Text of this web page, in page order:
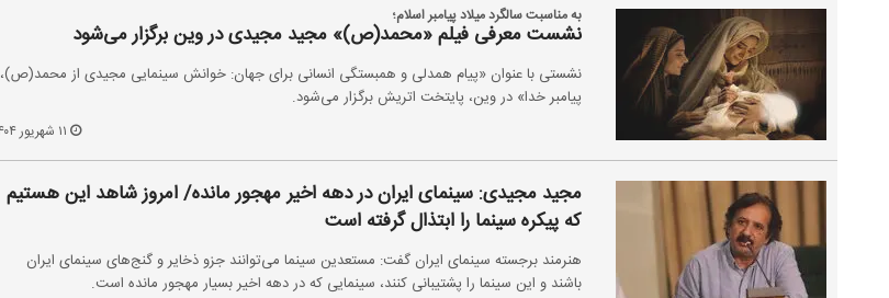
به مناسبت سالگرد میلاد پیامبر اسلام؛
نشست معرفی فیلم «محمد(ص)» مجید مجیدی در وین برگزار می‌شود
نشستی با عنوان «پیام همدلی و همبستگی انسانی برای جهان: خوانش سینمایی مجیدی از محمد(ص)،
پیامبر خدا» در وین، پایتخت اتریش برگزار می‌شود.
مجید مجیدی: سینمای ایران در دهه اخیر مهجور مانده/ امروز شاهد این هستیم
که پیکره سینما را ابتذال گرفته است
هنرمند برجسته سینمای ایران گفت: مستعدین سینما می‌توانند جزو ذخایر و گنج‌های سینمای ایران
باشند و این سینما را پشتیبانی کنند، سینمایی که در دهه اخیر بسیار مهجور مانده است.